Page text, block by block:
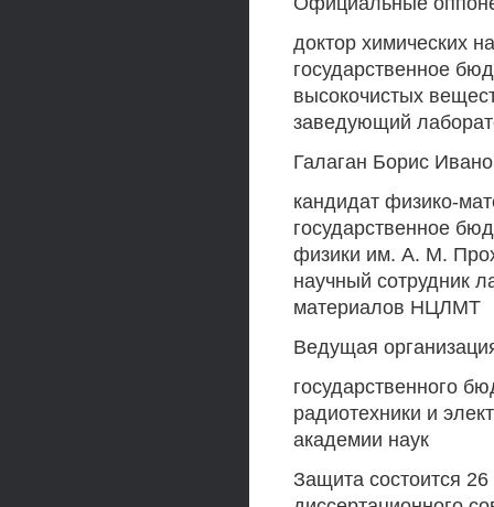
доктор химических
государственное
высокочистых
заведующий
Галаган Борис
кандидат физико-
государственное
физики им. А. М.
научный сотрудник
материалов НЦЛМТ
Ведущая
государственного
радиотехники и
академии наук
Защита состоится